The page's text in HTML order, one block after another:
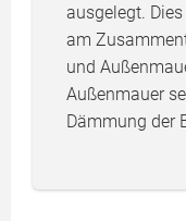
ausgelegt.
am
und
Außenmauer
Dämmung der